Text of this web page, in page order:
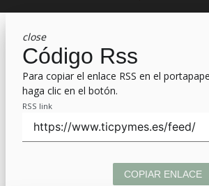
close
Código Rss
Para copiar el enlace RSS en el
haga clic en el botón.
RSS link
COPIAR ENLACE